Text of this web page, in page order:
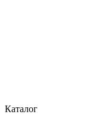
Каталог